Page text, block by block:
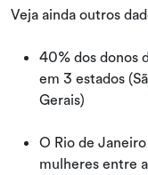
Veja ainda outros
40% dos donos
em 3 estados
Gerais)
O Rio de
mulheres entre